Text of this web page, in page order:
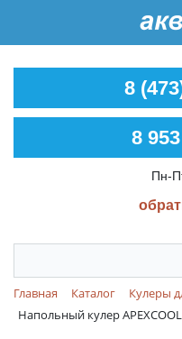
8
8
Пн-
Главная Каталог
Кулеры
Напольный кулер